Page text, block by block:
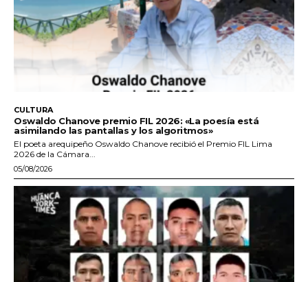
CULTURA
Oswaldo Chanove premio FIL 2026: «La poesía está
asimilando las pantallas y los algoritmos»
El poeta arequipeño Oswaldo Chanove recibió el Premio FIL Lima
2026 de la Cámara...
05/08/2026